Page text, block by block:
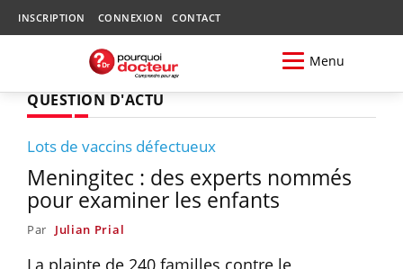
INSCRIPTION CONNEXION CONTACT
Menu
QUESTION D'ACTU
Lots de vaccins défectueux
Meningitec : des experts nommés
pour examiner les enfants
Par Julian Prial
La plainte de 240 familles contre le